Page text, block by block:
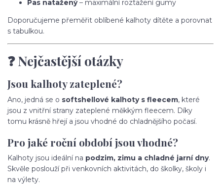
Pas natažený– maximální roztažení gumy
Doporučujeme přeměřit oblíbené kalhoty dítěte a porovnat
s tabulkou.
❓ Nejčastější otázky
Jsou kalhoty zateplené?
Ano, jedná se o softshellové kalhoty s fleecem, které
jsou z vnitřní strany zateplené měkkým fleecem. Díky
tomu krásně hřejí a jsou vhodné do chladnějšího počasí.
Pro jaké roční období jsou vhodné?
Kalhoty jsou ideální na podzim, zimu a chladné jarní dny.
Skvěle poslouží při venkovních aktivitách, do školky, školy i
na výlety.